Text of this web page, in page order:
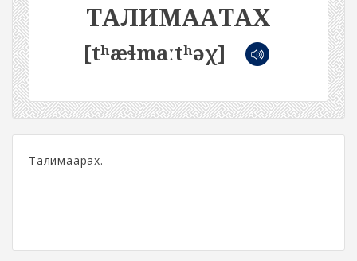
ТАЛИМААТАХ
[tʰæɬmaːtʰəχ]
Талимаарах.